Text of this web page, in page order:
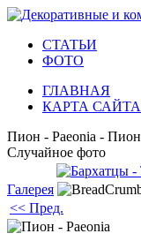
СТАТЬИ
ФОТО
ГЛАВНАЯ
КАРТА САЙТА
Пион - Paeonia - Пион
Случайное фото
Галерея
<< Пред.